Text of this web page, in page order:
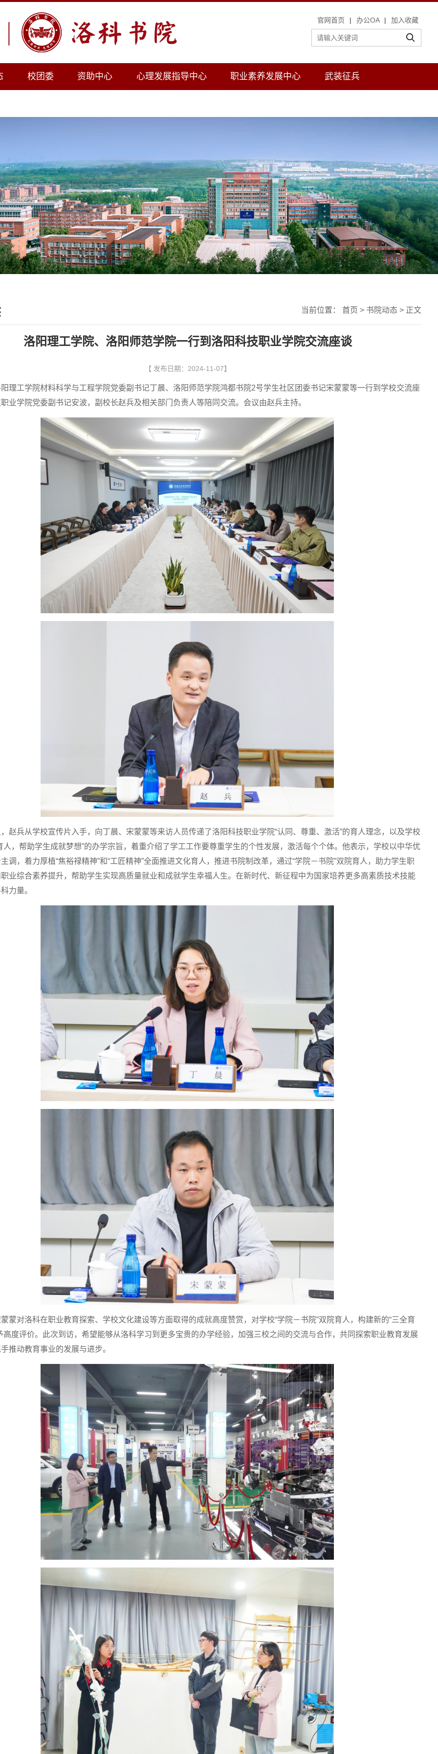
官网首页 | 办公OA | 加入收藏
校团委 资助中心 心理发展指导中心 职业素养发展中心 武装征兵
当前位置： 首页 > 书院动态 > 正文
洛阳理工学院、洛阳师范学院一行到洛阳科技职业学院交流座谈
【 发布日期：2024-11-07】
理工学院材料科学与工程学院党委副书记丁晨、洛阳师范学院鸿都书院2号学生社区团委书记宋蒙蒙等一行到学校交流座
业学院党委副书记安波，副校长赵兵及相关部门负责人等陪同交流。会议由赵兵主持。
赵兵从学校宣传片入手，向丁晨、宋蒙蒙等来访人员传递了洛阳科技职业学院“认同、尊重、激活”的育人理念，以及学校
人，帮助学生成就梦想”的办学宗旨，着重介绍了学工工作要尊重学生的个性发展，激活每个个体。他表示，学校以中华优
调，着力厚植“焦裕禄精神”和“工匠精神”全面推进文化育人，推进书院制改革，通过“学院－书院”双院育人，助力学生职
业综合素养提升，帮助学生实现高质量就业和成就学生幸福人生。在新时代、新征程中为国家培养更多高素质技术技能
力量。
蒙蒙对洛科在职业教育探索、学校文化建设等方面取得的成就高度赞赏，对学校“学院－书院”双院育人，构建新的“三全育
高度评价。此次到访，希望能够从洛科学习到更多宝贵的办学经验，加强三校之间的交流与合作，共同探索职业教育发展
推动教育事业的发展与进步。